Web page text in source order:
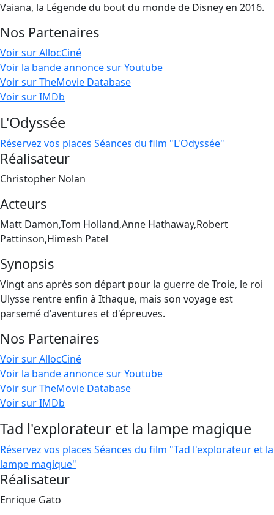
Vaiana, la Légende du bout du monde de Disney en 2016.
Nos Partenaires
Voir sur AllocCiné
Voir la bande annonce sur Youtube
Voir sur TheMovie Database
Voir sur IMDb
L'Odyssée
Réservez vos places Séances du film "L'Odyssée"
Réalisateur
Christopher Nolan
Acteurs
Matt Damon,Tom Holland,Anne Hathaway,Robert
Pattinson,Himesh Patel
Synopsis
Vingt ans après son départ pour la guerre de Troie, le roi
Ulysse rentre enfin à Ithaque, mais son voyage est
parsemé d'aventures et d'épreuves.
Nos Partenaires
Voir sur AllocCiné
Voir la bande annonce sur Youtube
Voir sur TheMovie Database
Voir sur IMDb
Tad l'explorateur et la lampe magique
Réservez vos places Séances du film "Tad l'explorateur et la
lampe magique"
Réalisateur
Enrique Gato